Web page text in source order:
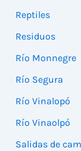
Reptiles
Residuos
Río Monnegre
Río Segura
Río Vinalopó
Río Vinaolpó
Salidas de